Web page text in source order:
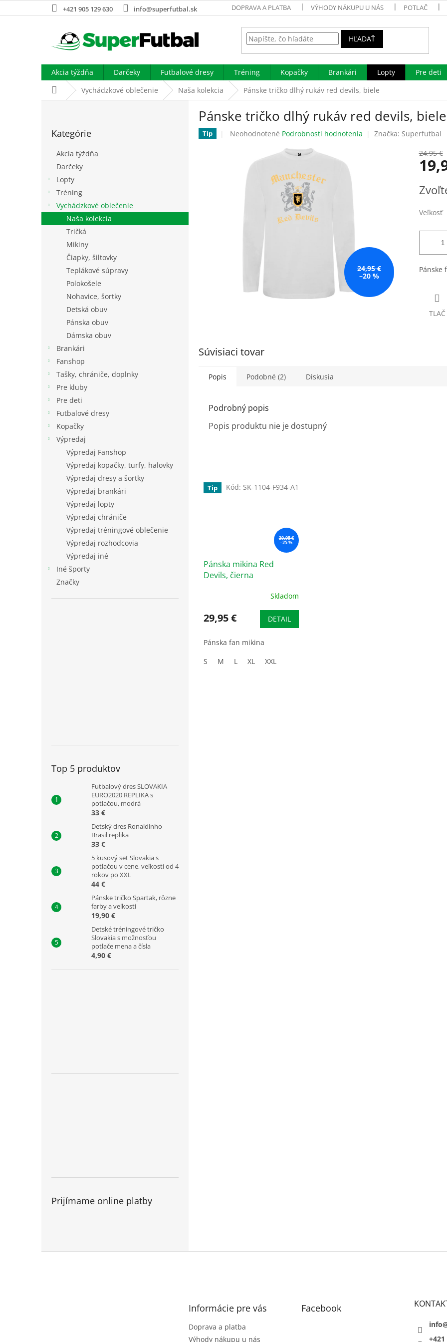
na
+421 905 129 630 info@superfutbal.sk DOPRAVA A PLATBA VÝHODY NÁKUPU U NÁS POTLAČ
HĽADAŤ
Akcia týždňa Darčeky Futbalové dresy Tréning Kopačky Brankári Lopty Pre deti
DomovVychádzkové oblečenie Naša kolekcia Pánske tričko dlhý rukáv red devils, biele
kategórie
Kategórie
Akcia týždňa
Darčeky
Lopty
Tréning
Vychádzkové oblečenie
Naša kolekcia
Tričká
Mikiny
Čiapky, šiltovky
Teplákové súpravy
Polokošele
Nohavice, šortky
Detská obuv
Pánska obuv
Dámska obuv
Brankári
Fanshop
Tašky, chrániče, doplnky
Pre kluby
Pre deti
Futbalové dresy
Kopačky
Výpredaj
Výpredaj Fanshop
Výpredaj kopačky, turfy, halovky
Výpredaj dresy a šortky
Výpredaj brankári
Výpredaj lopty
Výpredaj chrániče
Výpredaj tréningové oblečenie
Výpredaj rozhodcovia
Výpredaj iné
Iné športy
Značky
Top 5 produktov
Futbalový dres SLOVAKIA
EURO2020 REPLIKA s
potlačou, modrá
33 €
Detský dres Ronaldinho
Brasil replika
33 €
5 kusový set Slovakia s
potlačou v cene, veľkosti od 4
rokov po XXL
44 €
Pánske tričko Spartak, rôzne
farby a veľkosti
19,90 €
Detské tréningové tričko
Slovakia s možnosťou
potlače mena a čísla
4,90 €
Prijímame online platby
Pánske tričko dlhý rukáv red devils, biele
Tip
Priemerné
Neohodnotené Podrobnosti hodnotenia Značka: Superfutbal
24,95 €
–20 %
24,95 €
cena:
Veľkosť
Pánske
TLAČ
Súvisiaci tovar
Popis Podobné (2) Diskusia
Podrobný popis
Popis produktu nie je dostupný
Tip
39,95 €
–25 %
Pánska mikina Red
Devils, čierna
Skladom
29,95 € DETAIL
Pánska fan mikina
S
M L XL XXL
Kód: SK-1104-F934-A1
Informácie pre vás
Doprava a platba
Výhody nákupu u nás
Facebook
+421